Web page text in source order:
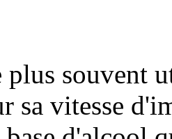
plus souvent
sa vitesse